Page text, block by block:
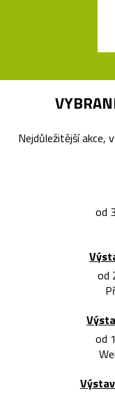
Nejdůležitější akce,
od
od
od